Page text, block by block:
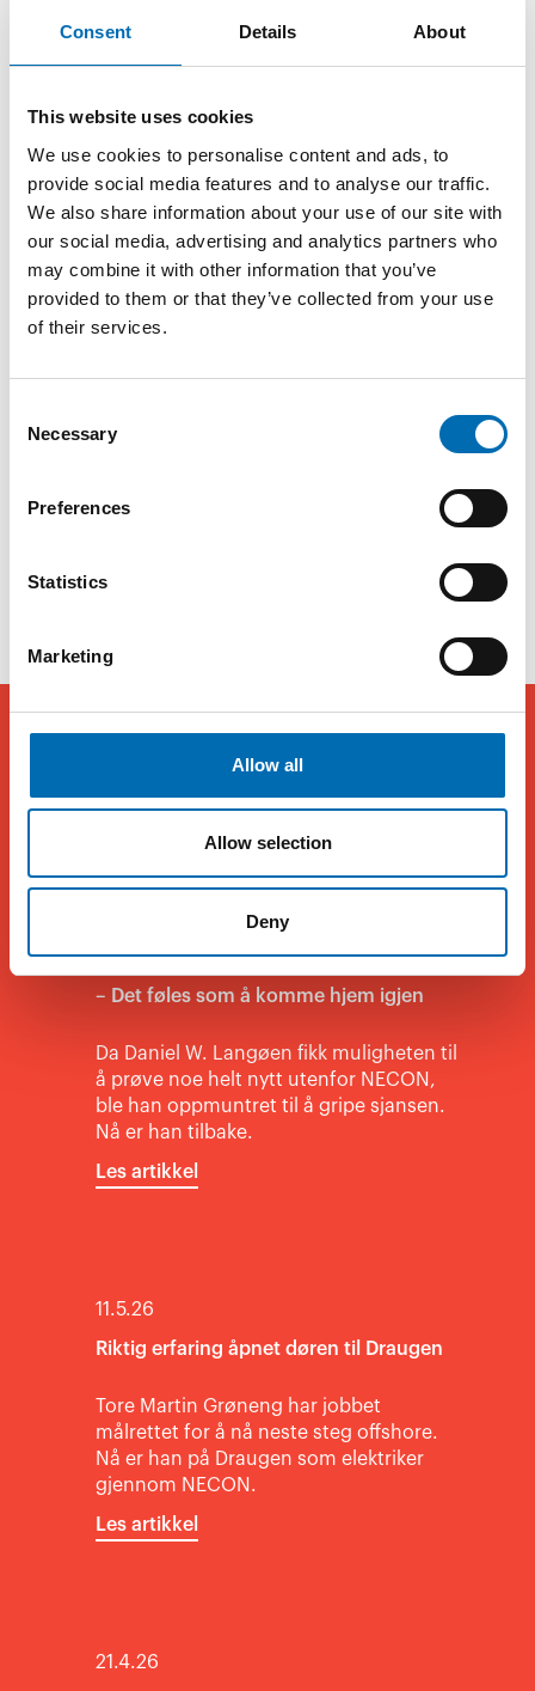
Consent Details About
This website uses cookies
We use cookies to personalise content and ads, to
provide social media features and to analyse our traffic.
We also share information about your use of our site with
our social media, advertising and analytics partners who
may combine it with other information that you’ve
provided to them or that they’ve collected from your use
of their services.
Selection
Necessary
Preferences
Statistics
Marketing
Allow all
Allow selection
Deny
– Vinteren kan for mange være en periode
med mindre aktivitet og færre møteplasser.
Da blir initiativ som skaper samhold, energi
og fellesskap ekstra verdifulle. Når
mennesker møtes, motiverer hverandre og
opplever tilhørighet, er det et godt eksempel
på å gjøre hverandre gode i praksis. Det er
noe vi er stolte av å bidra til.
samarbeid og for å skape et arrangement
gjennom vinteren.
Andre artikler
27.5.26
– Det føles som å komme hjem igjen
Da Daniel W. Langøen fikk muligheten til
å prøve noe helt nytt utenfor NECON,
ble han oppmuntret til å gripe sjansen.
Nå er han tilbake.
Les artikkel
11.5.26
Riktig erfaring åpnet døren til Draugen
Tore Martin Grøneng har jobbet
målrettet for å nå neste steg offshore.
Nå er han på Draugen som elektriker
gjennom NECON.
Les artikkel
21.4.26